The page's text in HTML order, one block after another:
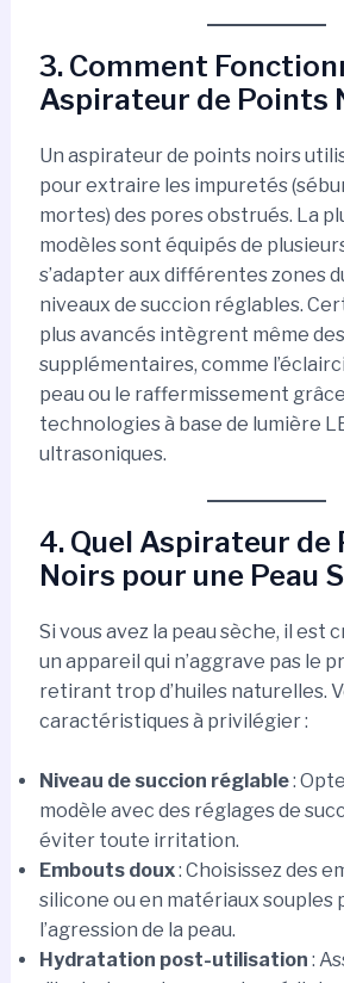
3. Comment
Aspirateur de Points
Un aspirateur de points noirs
pour extraire les impuretés
mortes) des pores obstrués. La
modèles sont équipés de
s’adapter aux différentes zones
niveaux de succion réglables.
plus avancés intègrent même
supplémentaires, comme
peau ou le raffermissement
technologies à base de lumière
ultrasoniques.
4. Quel Aspirateur de
Noirs pour une Peau
Si vous avez la peau sèche, il est
un appareil qui n’aggrave pas le
retirant trop d’huiles naturelles.
caractéristiques à privilégier :
Niveau de succion réglable:
modèle avec des réglages de
éviter toute irritation.
Embouts doux: Choisissez des
silicone ou en matériaux souples
l’agression de la peau.
Hydratation post-utilisation :